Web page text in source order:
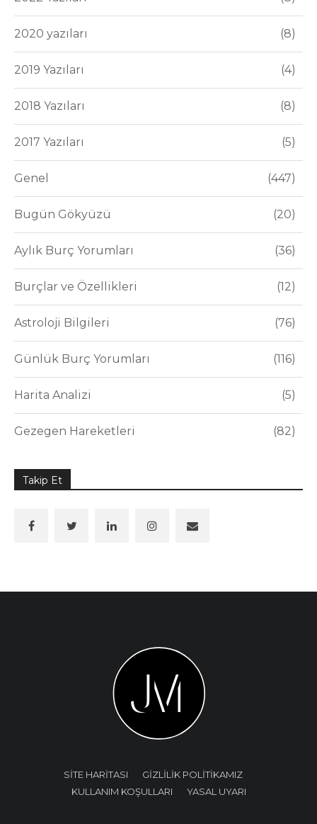
2020 yazıları 8
2019 Yazıları 4
2018 Yazıları 8
2017 Yazıları 5
Genel 447
Bugün Gökyüzü 20
Aylık Burç Yorumları 36
Burçlar ve Özellikleri 12
Astroloji Bilgileri 76
Günlük Burç Yorumları 116
Harita Analizi 5
Gezegen Hareketleri 82
Takip Et
SİTE HARİTASI
GİZLİLİK POLİTİKAMIZ
KULLANIM KOŞULLARI
YASAL UYARI